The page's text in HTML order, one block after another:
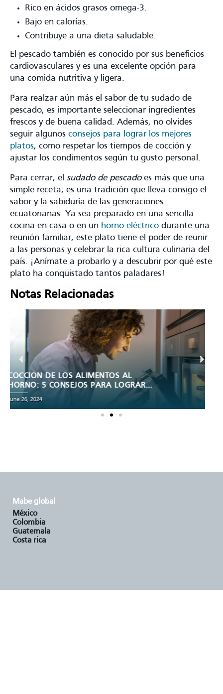
Rico en ácidos grasos omega-3.
Bajo en calorías.
Contribuye a una dieta saludable.
El pescado también es conocido por sus beneficios
cardiovasculares y es una excelente opción para
una comida nutritiva y ligera.
Para realzar aún más el sabor de tu sudado de
pescado, es importante seleccionar ingredientes
frescos y de buena calidad. Además, no olvides
seguir algunos consejos para lograr los mejores
platos, como respetar los tiempos de cocción y
ajustar los condimentos según tu gusto personal.
Para cerrar, el sudado de pescado es más que una
simple receta; es una tradición que lleva consigo el
sabor y la sabiduría de las generaciones
ecuatorianas. Ya sea preparado en una sencilla
cocina en casa o en un horno eléctrico durante una
reunión familiar, este plato tiene el poder de reunir
a las personas y celebrar la rica cultura culinaria del
país. ¡Anímate a probarlo y a descubrir por qué este
plato ha conquistado tantos paladares!
Notas Relacionadas
PASTEL DE ZANAHORIA: RECETA FÁCIL
Y DELICIOSA
May 10, 2024
mabe global
méxico
colombia
guatemala
costa rica